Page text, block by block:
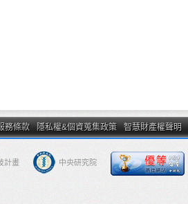
務條款 隱私權&個資蒐集政策 智慧財產權聲明
計畫 中央研究院